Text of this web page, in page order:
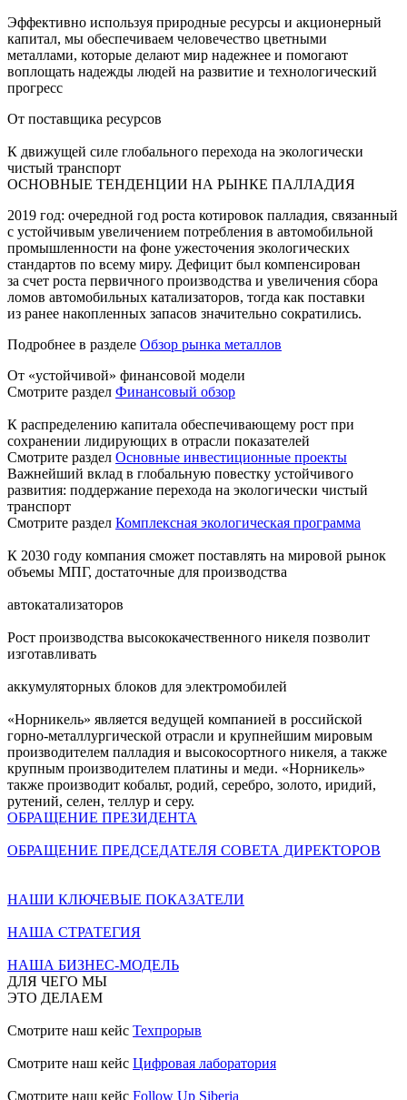
Эффективно используя природные ресурсы и акционерный
капитал, мы обеспечиваем человечество цветными
металлами, которые делают мир надежнее и помогают
воплощать надежды людей на развитие и технологический
прогресс
От поставщика ресурсов
К движущей силе глобального перехода на экологически
чистый транспорт
ОСНОВНЫЕ ТЕНДЕНЦИИ НА РЫНКЕ ПАЛЛАДИЯ
2019 год: очередной год роста котировок палладия, связанный
с устойчивым увеличением потребления в автомобильной
промышленности на фоне ужесточения экологических
стандартов по всему миру. Дефицит был компенсирован
за счет роста первичного производства и увеличения сбора
ломов автомобильных катализаторов, тогда как поставки
из ранее накопленных запасов значительно сократились.
Подробнее в разделе Обзор рынка металлов
От «устойчивой» финансовой модели
Смотрите раздел Финансовый обзор
К распределению капитала обеспечивающему рост при
сохранении лидирующих в отрасли показателей
Смотрите раздел Основные инвестиционные проекты
Важнейший вклад в глобальную повестку устойчивого
развития: поддержание перехода на экологически чистый
транспорт
Смотрите раздел Комплексная экологическая программа
К 2030 году компания сможет поставлять на мировой рынок
объемы МПГ, достаточные для производства
автокатализаторов
Рост производства высококачественного никеля позволит
изготавливать
аккумуляторных блоков для электромобилей
«Норникель» является ведущей компанией в российской
горно-металлургической отрасли и крупнейшим мировым
производителем палладия и высокосортного никеля, а также
крупным производителем платины и меди. «Норникель»
также производит кобальт, родий, серебро, золото, иридий,
рутений, селен, теллур и серу.
ОБРАЩЕНИЕ ПРЕЗИДЕНТА
ОБРАЩЕНИЕ ПРЕДСЕДАТЕЛЯ СОВЕТА ДИРЕКТОРОВ
НАШИ КЛЮЧЕВЫЕ ПОКАЗАТЕЛИ
НАША СТРАТЕГИЯ
НАША БИЗНЕС-МОДЕЛЬ
ДЛЯ ЧЕГО МЫ
ЭТО ДЕЛАЕМ
Смотрите наш кейс Техпрорыв
Смотрите наш кейс Цифровая лаборатория
Смотрите наш кейс Follow Up Siberia